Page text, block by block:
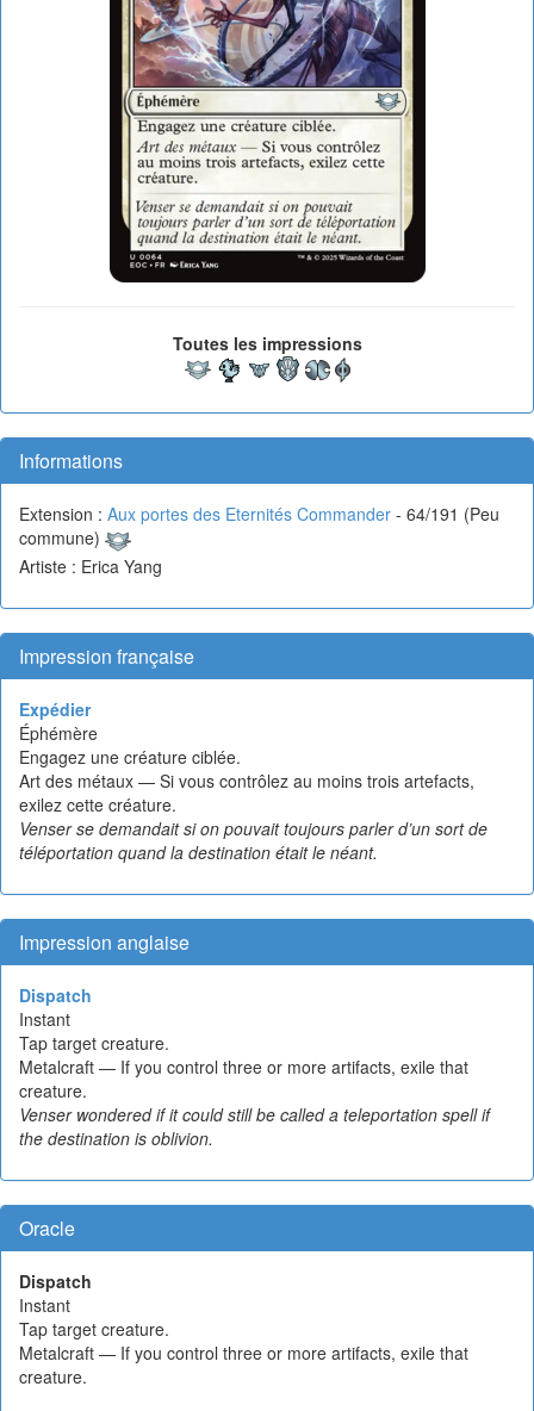
Toutes les impressions
Informations
Extension : Aux portes des Eternités Commander - 64/191 (Peu
commune)
Artiste : Erica Yang
Impression française
Expédier
Éphémère
Engagez une créature ciblée.
Art des métaux — Si vous contrôlez au moins trois artefacts,
exilez cette créature.
Venser se demandait si on pouvait toujours parler d’un sort de
téléportation quand la destination était le néant.
Impression anglaise
Dispatch
Instant
Tap target creature.
Metalcraft — If you control three or more artifacts, exile that
creature.
Venser wondered if it could still be called a teleportation spell if
the destination is oblivion.
Oracle
Dispatch
Instant
Tap target creature.
Metalcraft — If you control three or more artifacts, exile that
creature.